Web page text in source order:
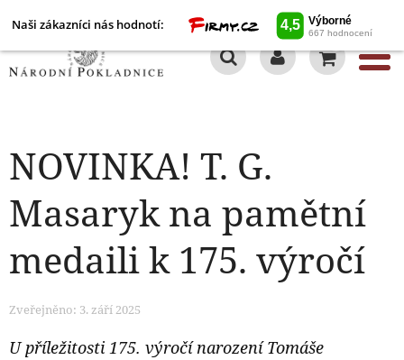
Naši zákazníci nás hodnotí:
NOVINKA! T. G.
Masaryk na pamětní
medaili k 175. výročí
Zveřejněno: 3. září 2025
U příležitosti 175. výročí narození Tomáše